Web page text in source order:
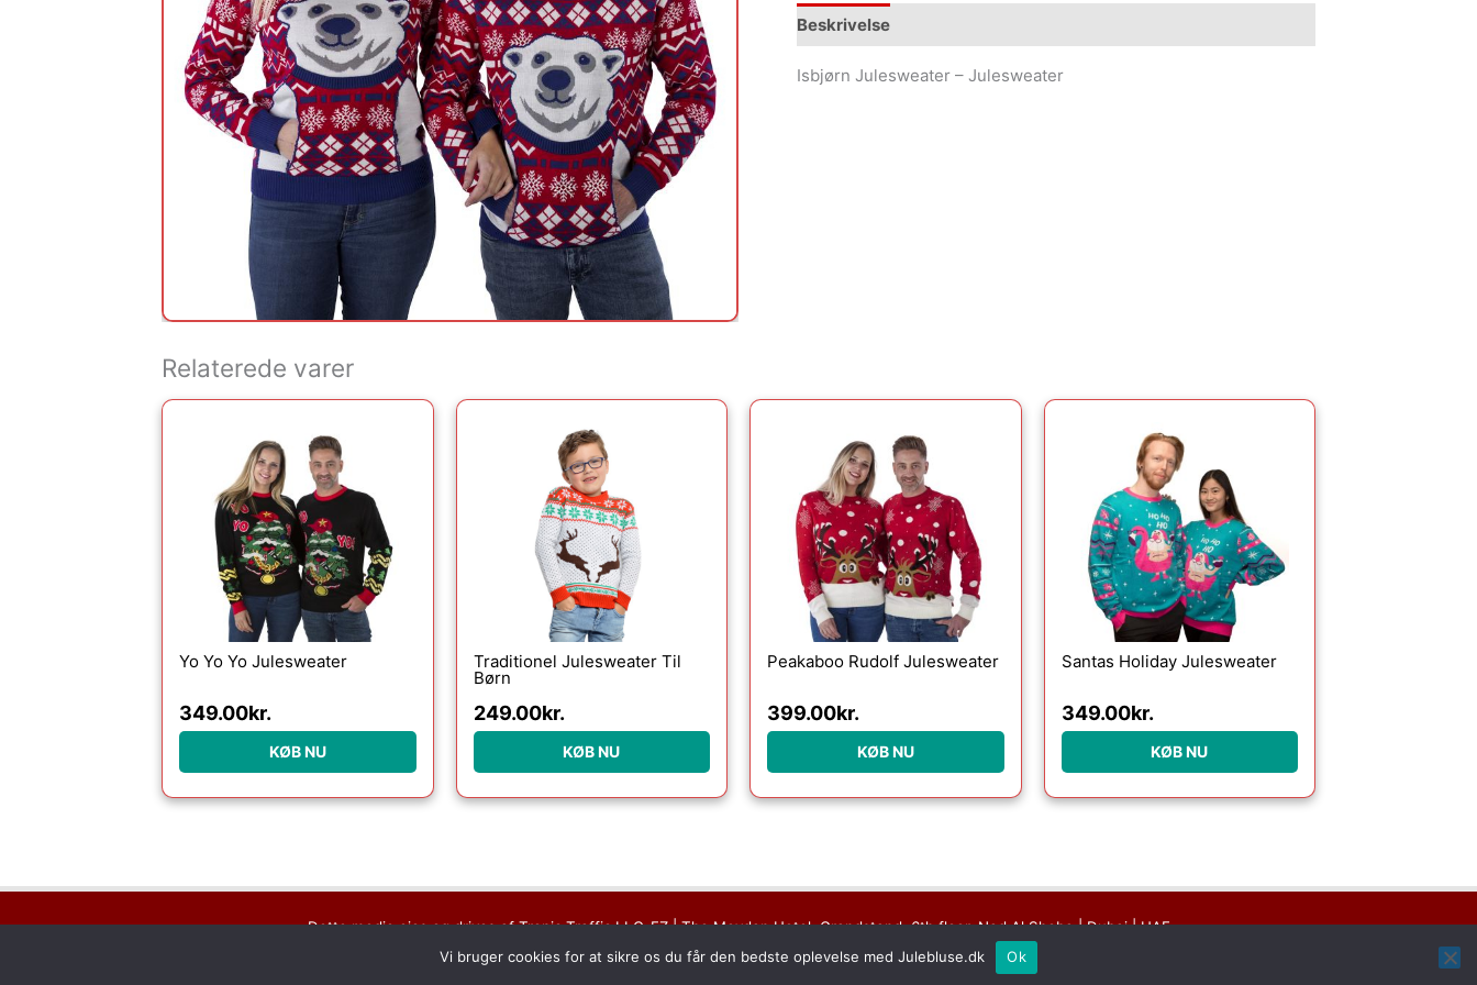
Beskrivelse
Isbjørn Julesweater – Julesweater
Relaterede varer
Yo Yo Yo Julesweater
349.00kr.
KØB NU
Traditionel Julesweater Til
Børn
249.00kr.
KØB NU
Peakaboo Rudolf Julesweater
399.00kr.
KØB NU
Santas Holiday Julesweater
349.00kr.
KØB NU
Dette medie ejes og drives af Tropic Traffic LLC-FZ | The Meydan Hotel, Grandstand, 6th floor, Nad Al Sheba | Dubai | UAE
Copyright © 2026 Julebluse | All rights reserved
Vi bruger cookies for at sikre os du får den bedste oplevelse med Julebluse.dk Ok